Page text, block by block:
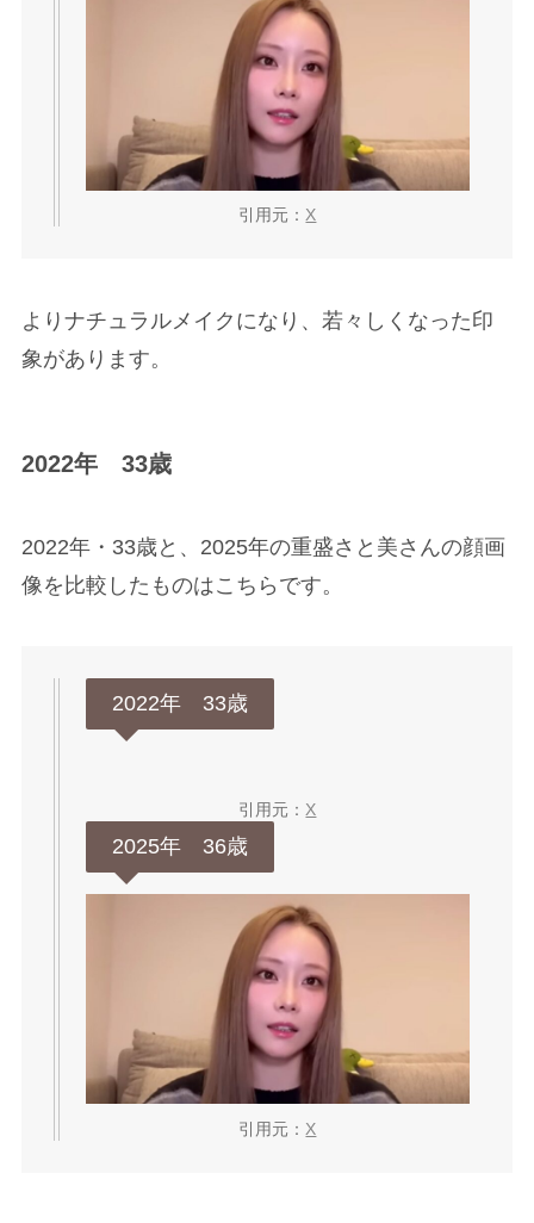
引用元：X
よりナチュラルメイクになり、若々しくなった印
象があります。
2022年 33歳
2022年・33歳と、2025年の重盛さと美さんの顔画
像を比較したものはこちらです。
2022年 33歳
引用元： X
2025年 36歳
引用元： X